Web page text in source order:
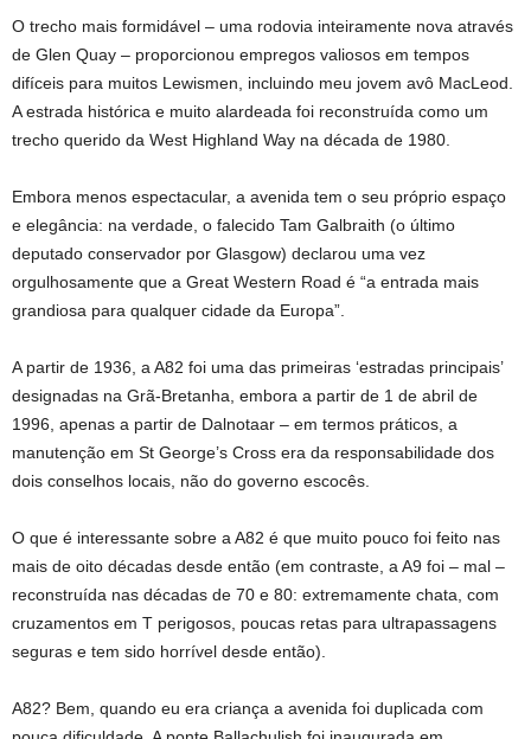
O trecho mais formidável – uma rodovia inteiramente nova através
de Glen Quay – proporcionou empregos valiosos em tempos
difíceis para muitos Lewismen, incluindo meu jovem avô MacLeod.
A estrada histórica e muito alardeada foi reconstruída como um
trecho querido da West Highland Way na década de 1980.
Embora menos espectacular, a avenida tem o seu próprio espaço
e elegância: na verdade, o falecido Tam Galbraith (o último
deputado conservador por Glasgow) declarou uma vez
orgulhosamente que a Great Western Road é “a entrada mais
grandiosa para qualquer cidade da Europa”.
A partir de 1936, a A82 foi uma das primeiras ‘estradas principais’
designadas na Grã-Bretanha, embora a partir de 1 de abril de
1996, apenas a partir de Dalnotaar – em termos práticos, a
manutenção em St George’s Cross era da responsabilidade dos
dois conselhos locais, não do governo escocês.
O que é interessante sobre a A82 é que muito pouco foi feito nas
mais de oito décadas desde então (em contraste, a A9 foi – mal –
reconstruída nas décadas de 70 e 80: extremamente chata, com
cruzamentos em T perigosos, poucas retas para ultrapassagens
seguras e tem sido horrível desde então).
A82? Bem, quando eu era criança a avenida foi duplicada com